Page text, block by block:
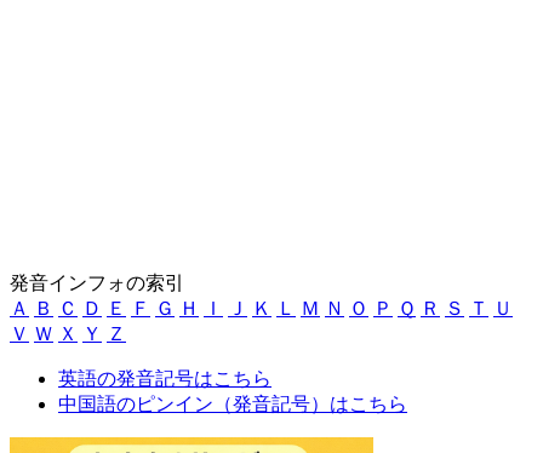
発音インフォの索引
Ａ
Ｂ Ｃ Ｄ Ｅ Ｆ Ｇ Ｈ Ｉ Ｊ Ｋ Ｌ Ｍ Ｎ Ｏ Ｐ Ｑ Ｒ Ｓ Ｔ
Ｕ
Ｖ Ｗ Ｘ Ｙ Ｚ
英語の発音記号はこちら
中国語のピンイン（発音記号）はこちら